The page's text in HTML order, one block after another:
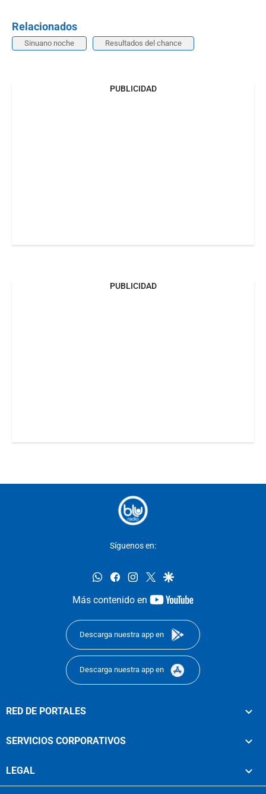
Relacionados
Sinuano noche Resultados del chance
PUBLICIDAD
PUBLICIDAD
Síguenos en:
whatsappfacebookinstagram
twittergoogle
Más contenido en
youtube-
Descarga nuestra app en
Descarga nuestra app en
RED DE PORTALES
SERVICIOS CORPORATIVOS
LEGAL